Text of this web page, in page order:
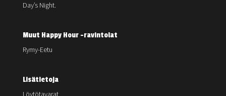
Day’s Night.
Muut Happy Hour -ravintolat
Rymy-Eetu
Lisätietoja